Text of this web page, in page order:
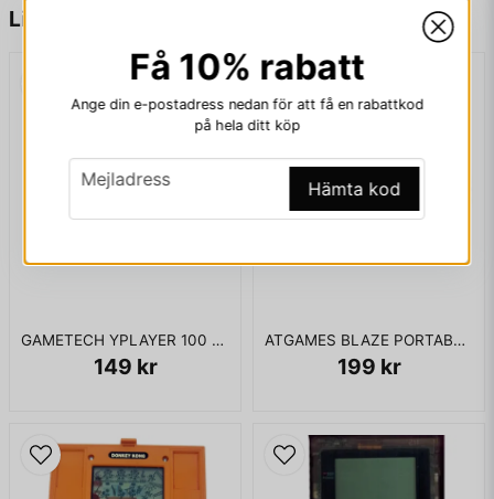
Liknande produkter
GAMETECH YPLAYER 100 SPEL 16BITS
149 kr
ATGAMES BLAZE PORTABLE MEGADRIVE
199 kr
LEVERERAS MED ENHET, VIDEOKABEL, ORGINAL
GAMEPAD OCH STRÖMKABEL
Mejladress
Få 10% rabatt
Ange din e-postadress nedan för att få en rabattkod
på hela ditt köp
email
Mejladress Hämta kod